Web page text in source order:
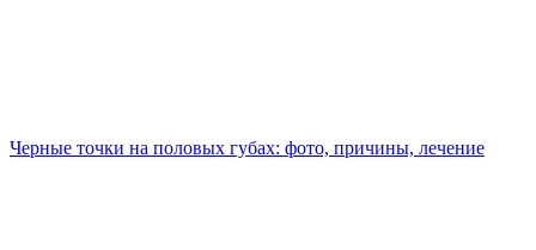
Черные точки на половых губах: фото, причины, лечение